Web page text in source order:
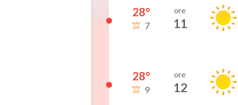
28°
7
ore
11
28°
9
ore
12